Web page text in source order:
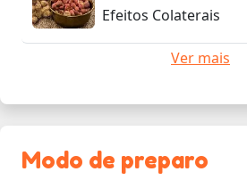
Efeitos Colaterais
Ver mais
Modo de preparo